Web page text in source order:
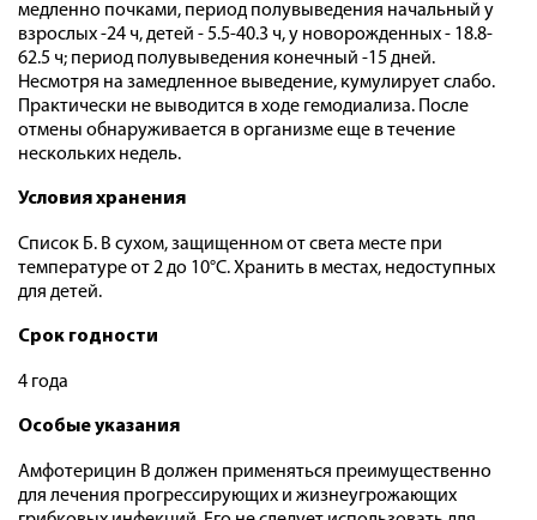
медленно почками, период полувыведения начальный у
взрослых -24 ч, детей - 5.5-40.3 ч, у новорожденных - 18.8-
62.5 ч; период полувыведения конечный -15 дней.
Несмотря на замедленное выведение, кумулирует слабо.
Практически не выводится в ходе гемодиализа. После
отмены обнаруживается в организме еще в течение
нескольких недель.
Условия хранения
Список Б. В сухом, защищенном от света месте при
температуре от 2 до 10°С. Хранить в местах, недоступных
для детей.
Срок годности
4 года
Особые указания
Амфотерицин В должен применяться преимущественно
для лечения прогрессирующих и жизнеугрожающих